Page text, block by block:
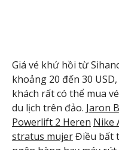
Giá vé khứ hồi từ
khoảng 20 đến 30
khách rất có thể mua
du lịch trên đảo. Jaron
Powerlift 2 Heren Nike
stratus mujerĐiều bất